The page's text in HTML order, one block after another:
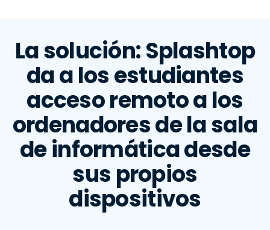
La solución: Splashtop
da a los estudiantes
acceso remoto a los
ordenadores de la sala
de informática desde
sus propios
dispositivos